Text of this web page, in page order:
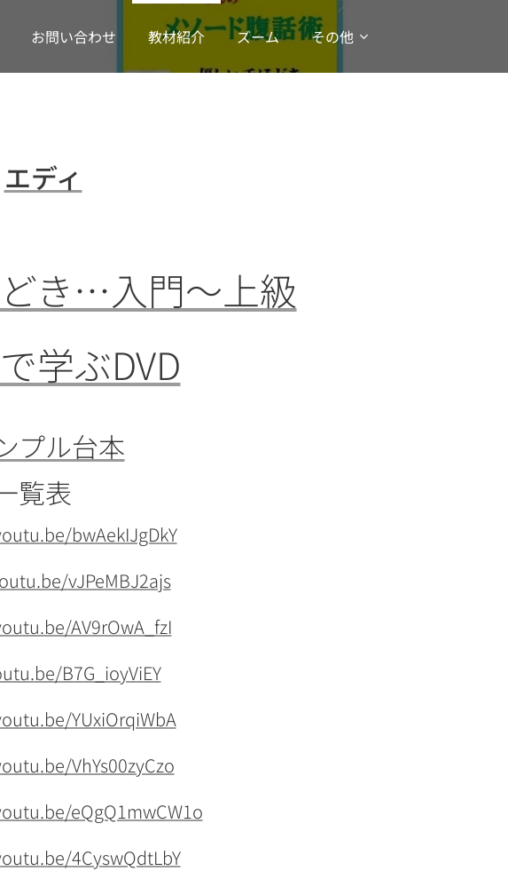
お問い合わせ 教材紹介 ズーム その他
エディ
き…入門～上級
学ぶDVD
プル台本
覧表
bwAekIJgDkY
vJPeMBJ2ajs
AV9rOwA_fzI
B7G_ioyViEY
YUxiOrqiWbA
VhYs00zyCzo
eQgQ1mwCW1o
4CyswQdtLbY